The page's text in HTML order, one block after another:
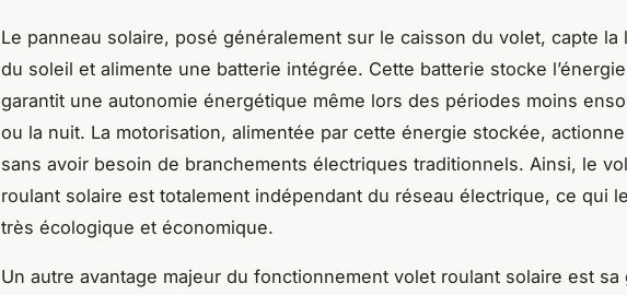
Le panneau solaire, posé généralement sur le caisson du volet, capte la
du soleil et alimente une batterie intégrée. Cette batterie stocke
garantit une autonomie énergétique même lors des périodes moins
ou la nuit. La motorisation, alimentée par cette énergie stockée,
sans avoir besoin de branchements électriques traditionnels. Ainsi, le
roulant solaire est totalement indépendant du réseau électrique, ce qui
très écologique et économique.
Un autre avantage majeur du fonctionnement volet roulant solaire est sa